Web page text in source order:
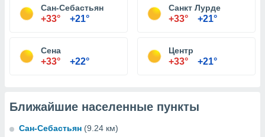
Сан-Себастьян
+33° +21°
Санкт Лурде
+33° +21°
Сена
+33° +22°
Центр
+33° +21°
Ближайшие населенные пункты
Сан-Себастьян (9.24 км)